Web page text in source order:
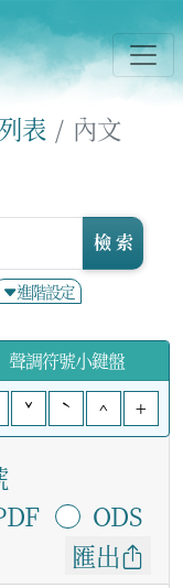
表 內文
進階設定
檢 索
聲調符號小鍵盤
ˇ ˋ ^ +
ODS
匯出